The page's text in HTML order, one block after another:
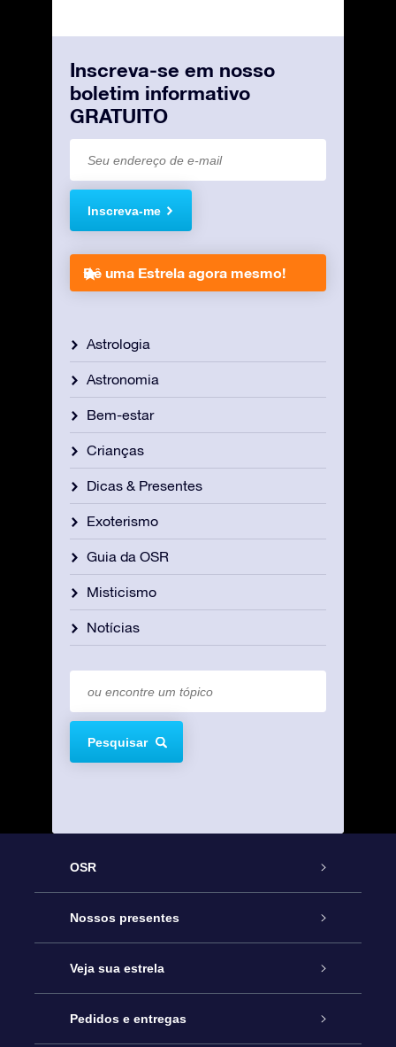
Inscreva-se em nosso
boletim informativo
GRATUITO
Inscreva-me
Dê uma Estrela agora mesmo!
Astrologia
Astronomia
Bem-estar
Crianças
Dicas & Presentes
Exoterismo
Guia da OSR
Misticismo
Notícias
Pesquisar
OSR
Serviço
Entre em contato conosco
Blog
Nossos presentes
Presente estrelar on-line
Pacote de presente da OSR
Veja sua estrela
Star Register
Pedidos e entregas